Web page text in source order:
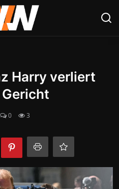
Harry verliert
0 3